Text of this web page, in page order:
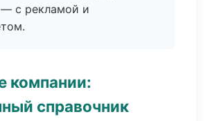
с рекламой и
компании:
справочник